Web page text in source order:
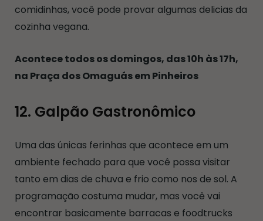
comidinhas, você pode provar algumas delicias da
cozinha vegana.
Acontece todos os domingos, das 10h às 17h,
na Praça dos Omaguás em Pinheiros
12. Galpão Gastronômico
Uma das únicas ferinhas que acontece em um
ambiente fechado para que você possa visitar
tanto em dias de chuva e frio como nos de sol. A
programação costuma mudar, mas você vai
encontrar basicamente barracas e foodtrucks